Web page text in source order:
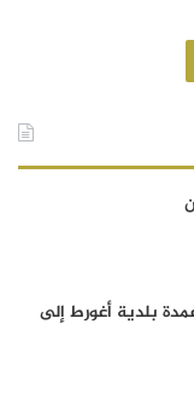
بلدية أغورط إلى